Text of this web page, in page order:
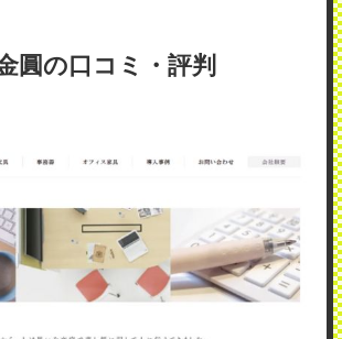
圓の口コミ・評判